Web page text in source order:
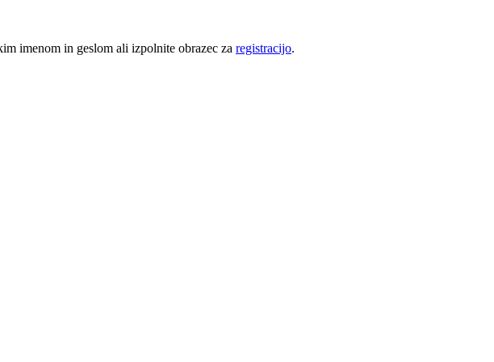
imenom in geslom ali izpolnite obrazec za registracijo.